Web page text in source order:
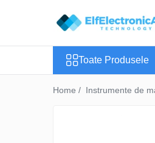
Toate Produsele
Home / Instrumente de